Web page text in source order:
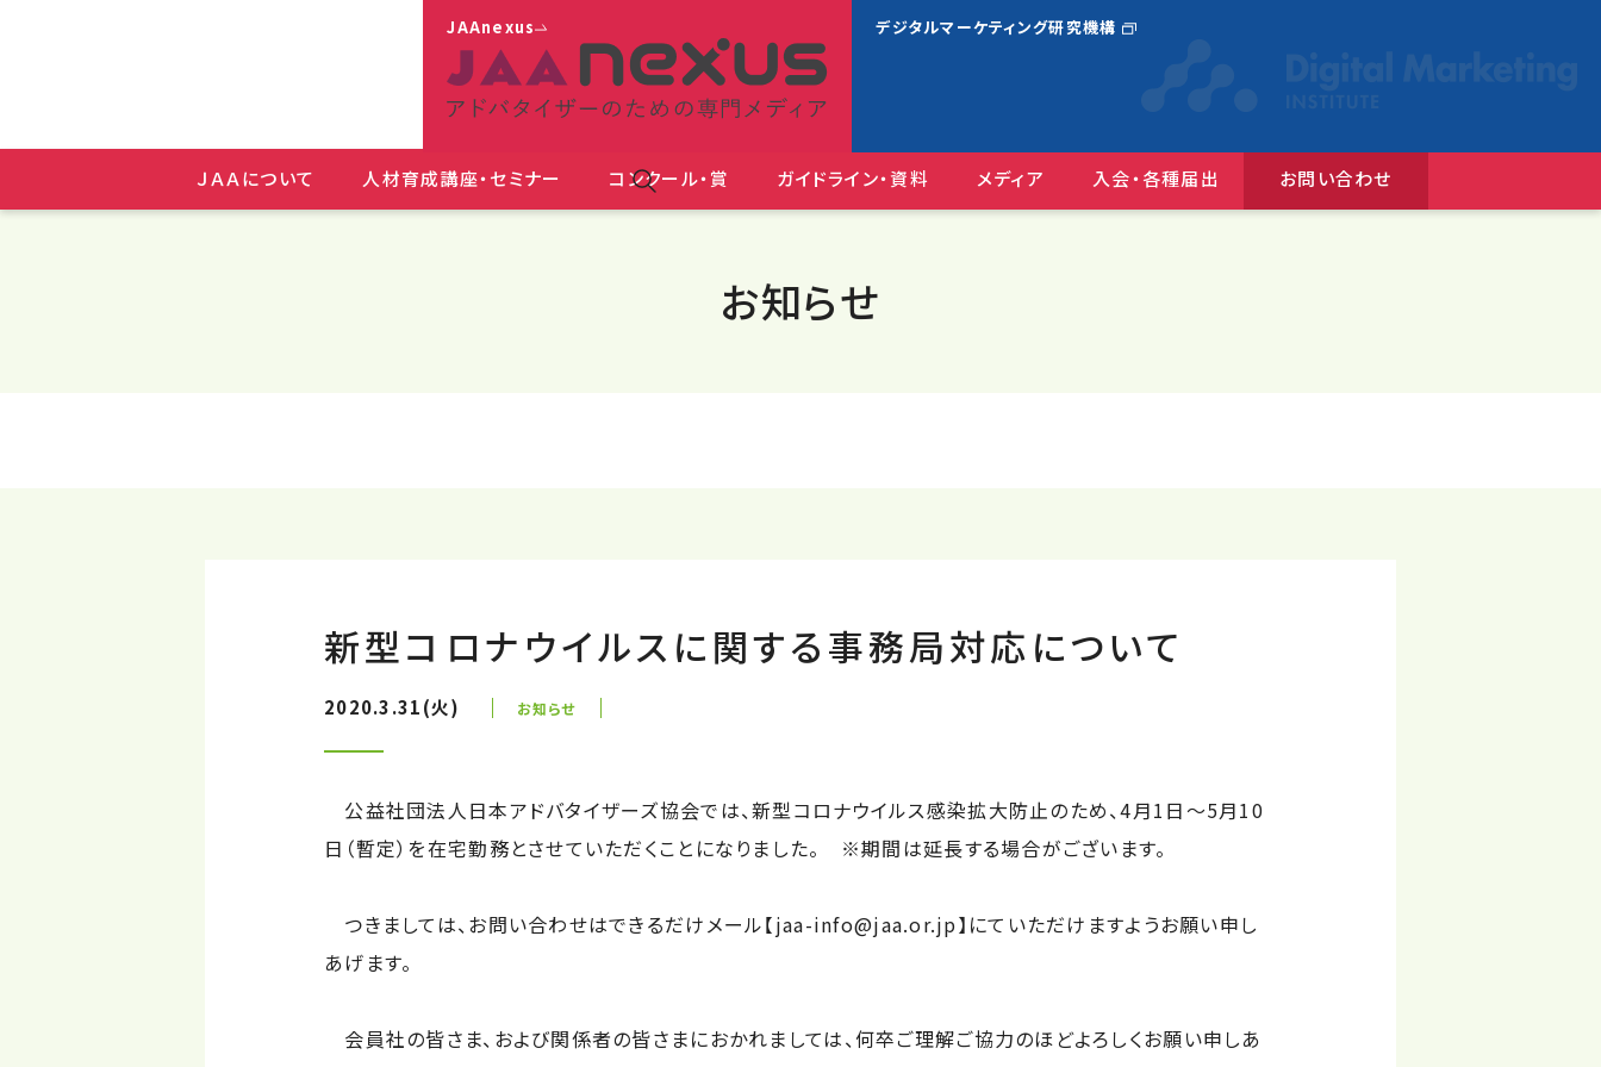
ＪＡＡについて 人材育成講座・セミナー コンクール・賞 ガイドライン・資料 メディア 入会・各種届出 お問い合わせ
JAAnexus デジタルマーケティング研究機構
お知らせ
新型コロナウイルスに関する事務局対応について
2020.3.31(火) お知らせ
公益社団法人日本アドバタイザーズ協会では、新型コロナウイルス感染拡大防止のため、4月1日～5月10
日（暫定）を在宅勤務とさせていただくことになりました。 ※期間は延長する場合がございます。
つきましては、お問い合わせはできるだけメール【jaa-info@jaa.or.jp】にていただけますようお願い申し
あげます。
会員社の皆さま、および関係者の皆さまにおかれましては、何卒ご理解ご協力のほどよろしくお願い申しあ